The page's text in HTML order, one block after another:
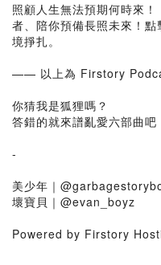
照顧人生無法預期何時來
者、陪你預備長照未來！
境掙扎。
—— 以上為 Firstory
你猜我是狐狸嗎？
答錯的就來譜亂愛六部曲吧
-
美少年｜
壞寶貝｜@evan_boyz
Powered by Firstory